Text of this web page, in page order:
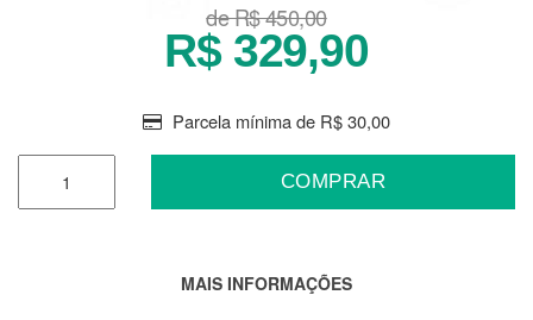
de R$ 450,00
R$ 329,90
Parcela mínima de R$ 30,00
COMPRAR
MAIS INFORMAÇÕES